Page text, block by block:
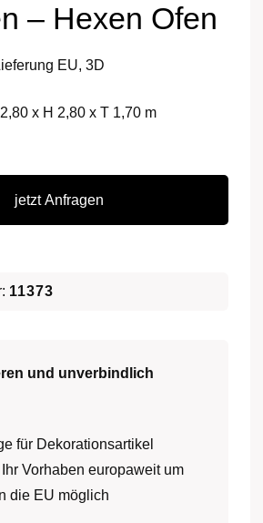
– Hexen Ofen
EU, 3D
x H 2,80 x T 1,70 m
jetzt Anfragen
11373
und unverbindlich
für Dekorationsartikel
Vorhaben europaweit um
die EU möglich